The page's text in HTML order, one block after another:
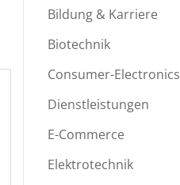
Bildung & Karriere
Biotechnik
Consumer-Electronics
Dienstleistungen
E-Commerce
Elektrotechnik